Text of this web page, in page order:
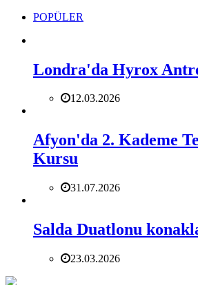
POPÜLER
Londra'da Hyrox
12.03.2026
Afyon'da 2. Kademe
Kursu
31.07.2026
Salda Duatlonu
23.03.2026